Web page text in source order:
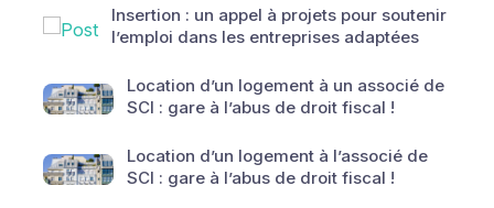
Insertion : un appel à projets pour soutenir
l’emploi dans les entreprises adaptées
Location d’un logement à un associé de
SCI : gare à l’abus de droit fiscal !
Location d’un logement à l’associé de
SCI : gare à l’abus de droit fiscal !